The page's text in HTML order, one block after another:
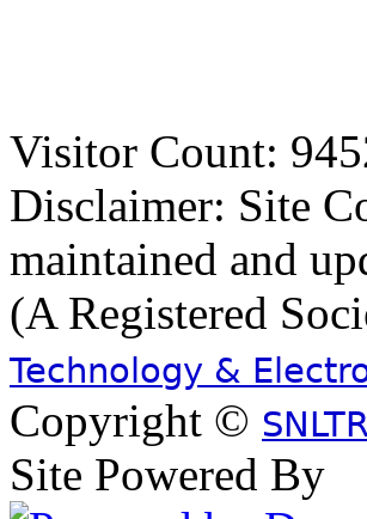
Visitor Count:
Disclaimer: Site
maintained and
(A Registered
Technology &
Copyright ©
Site Powered By